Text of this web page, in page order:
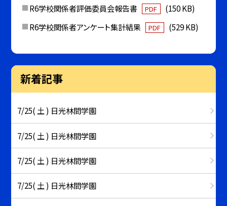
R6学校関係者評価委員会報告書
PDF
(150 KB)
R6学校関係者アンケート集計結果
PDF (529 KB)
新着記事
7/25( 土 ) 日光林間学園
7/25( 土 ) 日光林間学園
7/25( 土 ) 日光林間学園
7/25( 土 ) 日光林間学園